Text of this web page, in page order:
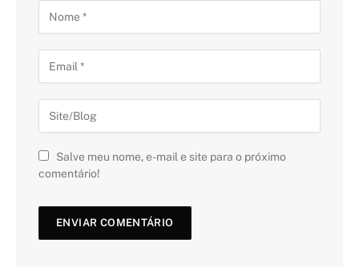
Salve meu nome, e-mail e site para o próximo
comentário!